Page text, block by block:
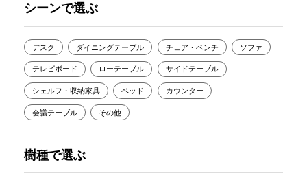
シーンで選ぶ
デスク ダイニングテーブル チェア・ベンチ ソファ
テレビボード ローテーブル サイドテーブル
シェルフ・収納家具 ベッド カウンター
会議テーブル その他
樹種で選ぶ